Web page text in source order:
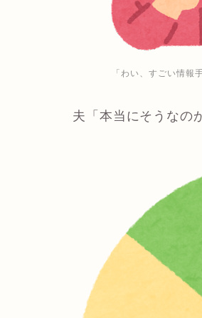
「わい、すごい情報
夫「本当にそうなの